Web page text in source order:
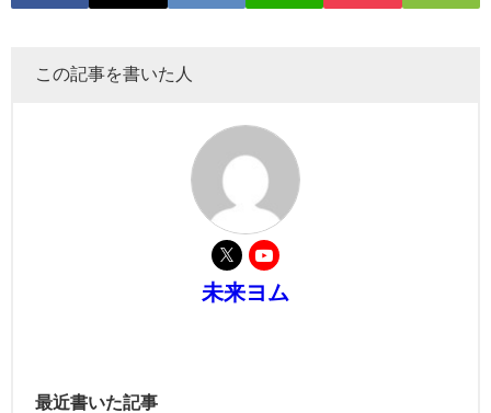
この記事を書いた人
未来ヨム
最近書いた記事